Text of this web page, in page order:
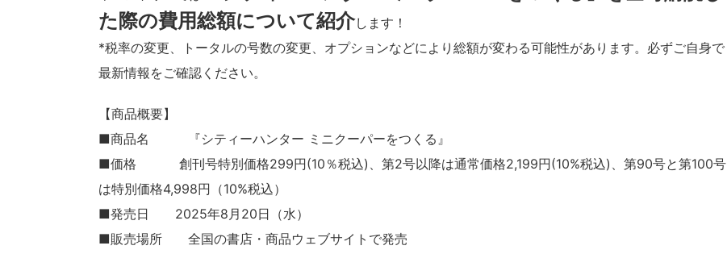
た際の費用総額について紹介します！
*税率の変更、トータルの号数の変更、オプションなどにより総額が変わる可能性があります。必ずご自身で
最新情報をご確認ください。
【商品概要】
■商品名 『シティーハンター ミニクーパーをつくる』
■価格 創刊号特別価格299円(10％税込)、第2号以降は通常価格2,199円(10%税込)、第90号と第100号
は特別価格4,998円（10%税込）
■発売日 2025年8月20日（水）
■販売場所 全国の書店・商品ウェブサイトで発売